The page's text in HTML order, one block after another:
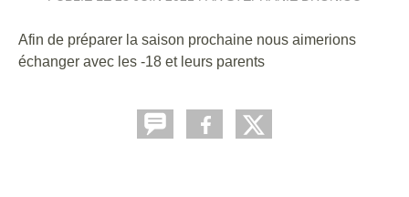
Afin de préparer la saison prochaine nous aimerions
échanger avec les -18 et leurs parents